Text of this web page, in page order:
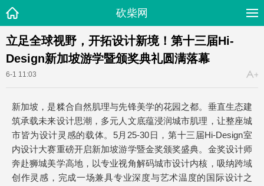
砍柴网
立足全球视野，开拓设计新境！第十三届Hi-
Design新加坡游学暨颁奖典礼圆满落幕
6-1 11:03
新加坡，是糅合自然肌理与先锋美学的花园之都。垂直生态建
筑承载未来设计思潮，多元人文底蕴浸润城市肌理，让整座城
市皆为设计灵感的载体。5月25-30日，第十三届Hi-Design室
内设计大赛重磅开启新加坡游学暨金奖颁奖盛典。金奖设计师
奔赴狮城美学高地，以专业视角解码城市设计内核，吸纳跨域
创作灵感，完成一场兼具专业深度与艺术温度的国际设计之